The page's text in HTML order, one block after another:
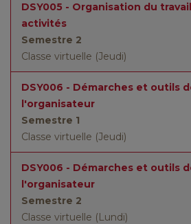
DSY005 - Organisation du
activités
Semestre 2
Classe virtuelle (Jeudi)
DSY006 - Démarches et outils
l'organisateur
Semestre 1
Classe virtuelle (Jeudi)
DSY006 - Démarches et outils
l'organisateur
Semestre 2
Classe virtuelle (Lundi)